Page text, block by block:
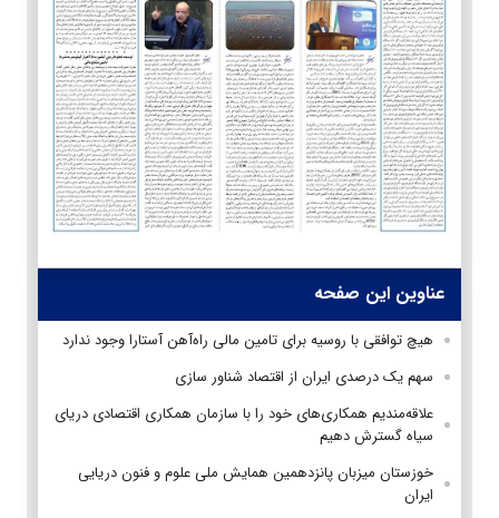
عناوین این صفحه
هیچ توافقی با روسیه برای تامین مالی راه‌آهن آستارا وجود ندارد
سهم یک درصدی ایران از اقتصاد شناور سازی
علاقه‌مندیم همکاری‌های خود را با سازمان همکاری اقتصادی دریای
سیاه گسترش دهیم
خوزستان میزبان پانزدهمین همایش ملی علوم و فنون دریایی
ایران